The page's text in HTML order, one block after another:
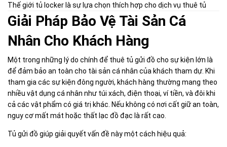
Thế giới tủ locker là sự lựa chọn thích hợp cho dịch vụ thuê tủ
Giải Pháp Bảo Vệ Tài Sản Cá
Nhân Cho Khách Hàng
Một trong những lý do chính để thuê tủ gửi đồ cho sự kiện lớn là
để đảm bảo an toàn cho tài sản cá nhân của khách tham dự. Khi
tham gia các sự kiện đông người, khách hàng thường mang theo
nhiều vật dụng cá nhân như túi xách, điện thoại, ví tiền, và đôi khi
cả các vật phẩm có giá trị khác. Nếu không có nơi cất giữ an toàn,
nguy cơ mất mát hoặc thất lạc đồ đạc là rất cao.
Tủ gửi đồ giúp giải quyết vấn đề này một cách hiệu quả: